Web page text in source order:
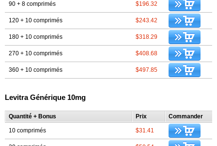
90 + 8 comprimés $196.32
120 + 10 comprimés $243.42
180 + 10 comprimés $318.29
270 + 10 comprimés $408.68
360 + 10 comprimés $497.85
Levitra Générique 10mg
Quantité + Bonus Prix Commander
10 comprimés $31.41